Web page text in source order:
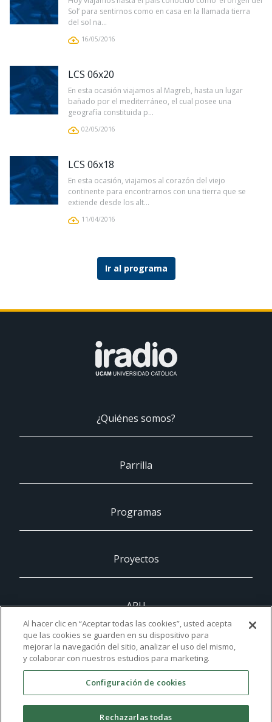
Sol’ para sentirnos como en casa en la llamada tierra
del sol na...
16/05/2016
LCS 06x20
En esta ocasión viajamos al Magreb, hasta un lugar
bañado por el mediterráneo, el cual posee una
geografía constituida p...
02/05/2016
LCS 06x18
En esta ocasión, viajamos al corazón del viejo
continente para encontrarnos con una tierra que se
extiende desde los alt...
11/04/2016
Ir al programa
¿Quiénes somos?
Parrilla
Programas
Proyectos
ARU
UCAM
Contacto
Al hacer clic en “Aceptar todas las cookies”, usted acepta
que las cookies se guarden en su dispositivo para
mejorar la navegación del sitio, analizar el uso del mismo,
y colaborar con nuestros estudios para marketing.
Configuración de cookies
Rechazarlas todas